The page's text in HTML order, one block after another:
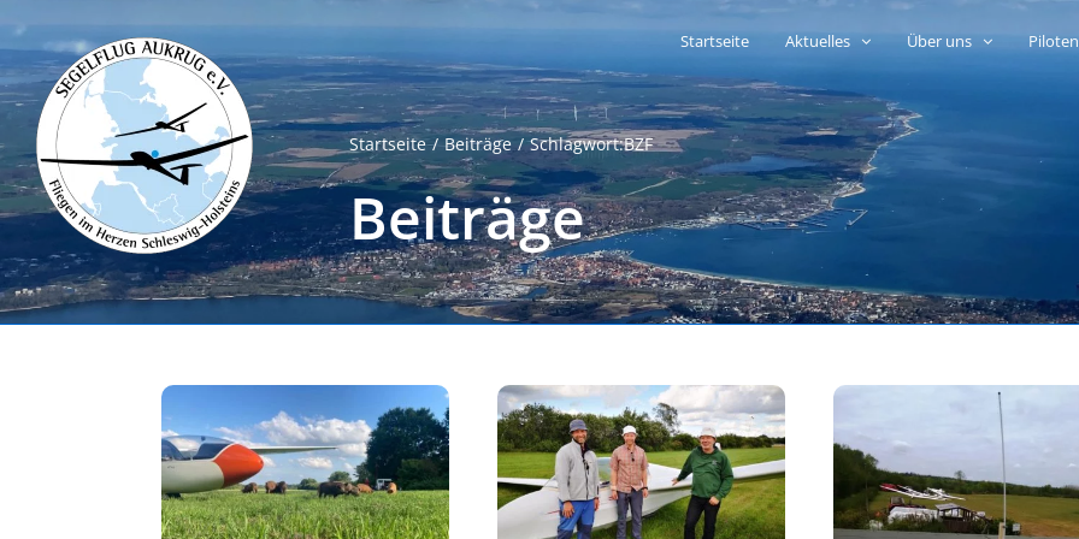
Inhalt
springen
Startseite Aktuelles Über uns
Startseite Beiträge Schlagwort:BZF
Beiträge